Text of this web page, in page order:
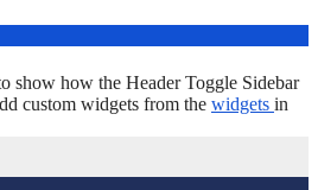
show how the Header Toggle Sidebar
custom widgets from the widgets in